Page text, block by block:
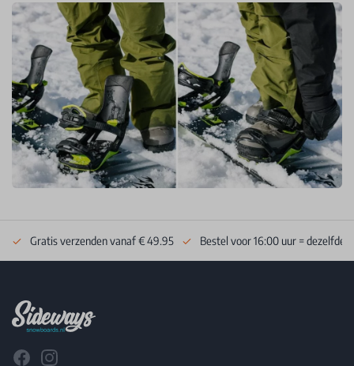
Gratis verzenden vanaf € 49.95 Bestel voor 16:00 uur = dezelfde
FacebookInstagram